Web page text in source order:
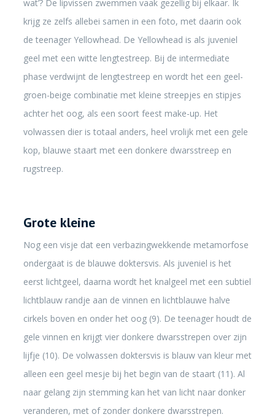
wat’? De lipvissen zwemmen vaak gezellig bij elkaar. Ik
krijg ze zelfs allebei samen in een foto, met daarin ook
de teenager Yellowhead. De Yellowhead is als juveniel
geel met een witte lengtestreep. Bij de intermediate
phase verdwijnt de lengtestreep en wordt het een geel-
groen-beige combinatie met kleine streepjes en stipjes
achter het oog, als een soort feest make-up. Het
volwassen dier is totaal anders, heel vrolijk met een gele
kop, blauwe staart met een donkere dwarsstreep en
rugstreep.
Grote kleine
Nog een visje dat een verbazingwekkende metamorfose
ondergaat is de blauwe doktersvis. Als juveniel is het
eerst lichtgeel, daarna wordt het knalgeel met een subtiel
lichtblauw randje aan de vinnen en lichtblauwe halve
cirkels boven en onder het oog (9). De teenager houdt de
gele vinnen en krijgt vier donkere dwarsstrepen over zijn
lijfje (10). De volwassen doktersvis is blauw van kleur met
alleen een geel mesje bij het begin van de staart (11). Al
naar gelang zijn stemming kan het van licht naar donker
veranderen, met of zonder donkere dwarsstrepen.